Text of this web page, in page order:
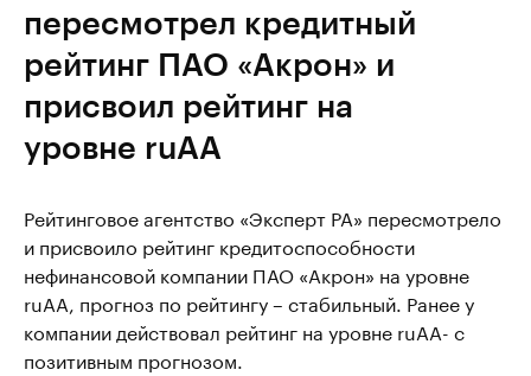
пересмотрел кредитный
рейтинг ПАО «Акрон» и
присвоил рейтинг на
уровне ruAА
Рейтинговое агентство «Эксперт РА» пересмотрело
и присвоило рейтинг кредитоспособности
нефинансовой компании ПАО «Акрон» на уровне
ruAА, прогноз по рейтингу – стабильный. Ранее у
компании действовал рейтинг на уровне ruAA- с
позитивным прогнозом.